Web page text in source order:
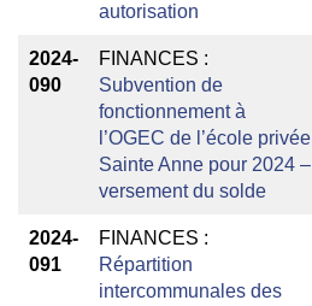
autorisation
2024-
090
FINANCES :
Subvention de
fonctionnement à
l’OGEC de l’école privée
Sainte Anne pour 2024 –
versement du solde
2024-
091
FINANCES :
Répartition
intercommunales des